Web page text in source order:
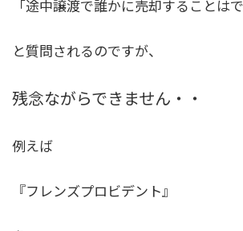
「途中譲渡で誰かに売却することは
と質問されるのですが、
残念ながらできません・・
例えば
『フレンズプロビデント』